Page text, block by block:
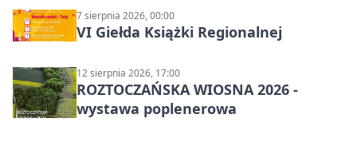
7 sierpnia 2026, 00:00
VI Giełda Książki Regionalnej
12 sierpnia 2026, 17:00
ROZTOCZAŃSKA WIOSNA 2026 -
wystawa poplenerowa